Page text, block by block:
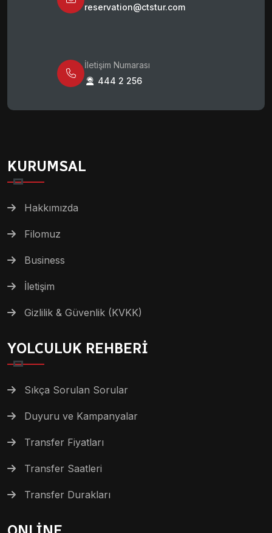
reservation@ctstur.com
İletişim Numarası
444 2 256
KURUMSAL
Hakkımızda
Filomuz
Business
İletişim
Gizlilik & Güvenlik (KVKK)
YOLCULUK REHBERİ
Sıkça Sorulan Sorular
Duyuru ve Kampanyalar
Transfer Fiyatları
Transfer Saatleri
Transfer Durakları